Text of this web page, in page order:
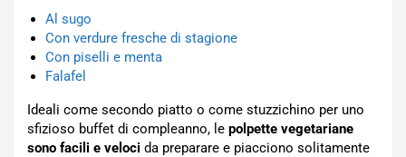
Al sugo
Con verdure fresche di stagione
Con piselli e menta
Falafel
Ideali come secondo piatto o come stuzzichino per uno
sfizioso buffet di compleanno, le polpette vegetariane
sono facili e veloci da preparare e piacciono solitamente